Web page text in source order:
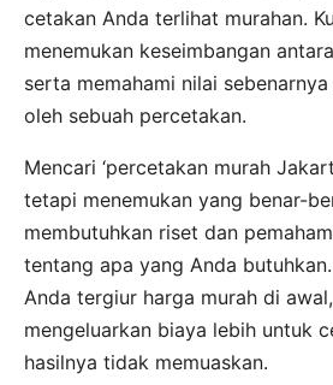
cetakan Anda terlihat murahan.
menemukan keseimbangan
serta memahami nilai
oleh sebuah percetakan.
Mencari ‘percetakan murah
tetapi menemukan yang benar-
membutuhkan riset dan
tentang apa yang Anda
Anda tergiur harga murah di
mengeluarkan biaya lebih untuk
hasilnya tidak memuaskan.